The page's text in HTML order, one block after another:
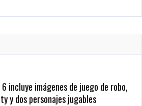
tiendas digitales su racha de
incluye imágenes de juego de robo,
y dos personajes jugables